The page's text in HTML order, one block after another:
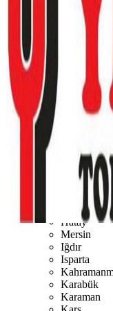
Burdur
Bursa
Diyarbakır
Düzce
Edirne
Eskişehir
Gaziantep
Giresun
Gümüşhane
Hakkari
Hatay
Mersin
Iğdır
Isparta
Karabük
Karaman